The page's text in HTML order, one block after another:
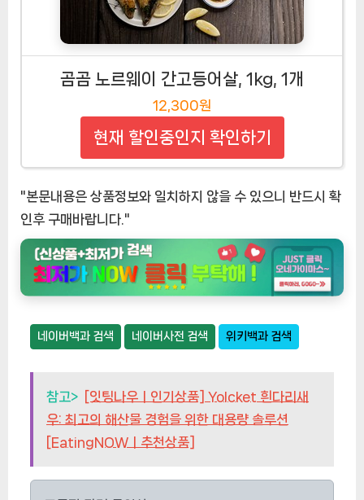
곰곰 노르웨이 간고등어살, 1kg, 1개
12,300원
현재 할인중인지 확인하기
"본문내용은 상품정보와 일치하지 않을 수 있으니 반드시 확
인후 구매바랍니다."
네이버백과 검색 네이버사전 검색 위키백과 검색
참고> [잇팅나우ㅣ인기상품] Yolcket 흰다리새
우: 최고의 해산물 경험을 위한 대용량 솔루션
[EatingNOWㅣ추천상품]